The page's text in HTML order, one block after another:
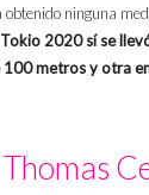
ninguna
2020 sí se
100 metros y otra